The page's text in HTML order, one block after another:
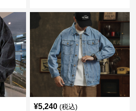
¥5,240 (税込)